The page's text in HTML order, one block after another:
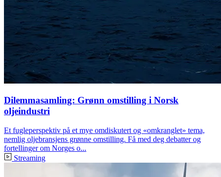
Dilemmasamling: Grønn omstilling i Norsk
oljeindustri
Et fugleperspektiv på et mye omdiskutert og «omkranglet» tema,
nemlig oljebransjens grønne omstilling. Få med deg debatter og
fortellinger om Norges o...
Streaming